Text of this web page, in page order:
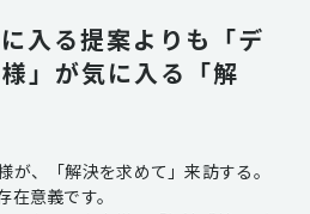
入る提案よりも 「デ
」が気に入る「解
が、「解決を求めて」来訪する。
意義です。